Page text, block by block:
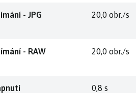
- JPG 20,0 obr./s
- RAW 20,0 obr./s
0,8 s